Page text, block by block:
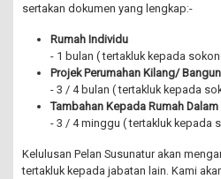
sertakan dokumen yang lengkap:-
Rumah Individu
- 1 bulan ( tertakluk kepada
Projek Perumahan Kilang/
- 3 / 4 bulan ( tertakluk kepada
Tambahan Kepada Rumah Dalam
- 3 / 4 minggu ( tertakluk kepada
Kelulusan Pelan Susunatur akan
tertakluk kepada jabatan lain. Kami